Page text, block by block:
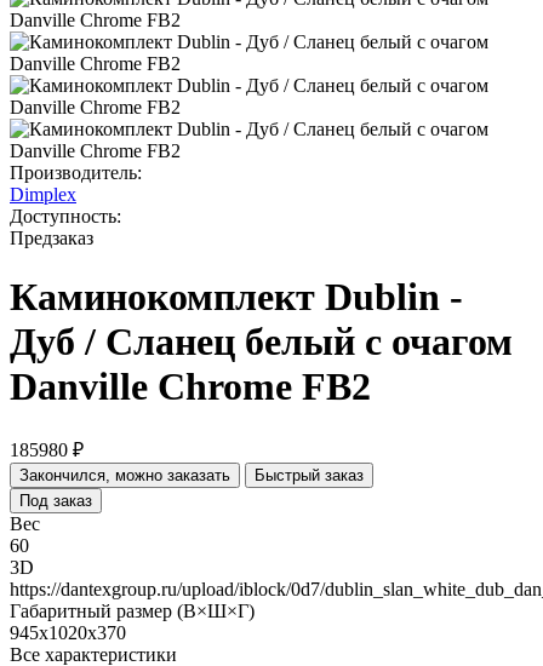
Производитель:
Dimplex
Доступность:
Предзаказ
Каминокомплект Dublin -
Дуб / Сланец белый с очагом
Danville Chrome FB2
185980 ₽
Закончился, можно заказать
Быстрый заказ
Под заказ
Вес
60
3D
https://dantexgroup.ru/upload/iblock/0d7/
Габаритный размер (В×Ш×Г)
945x1020x370
Все характеристики